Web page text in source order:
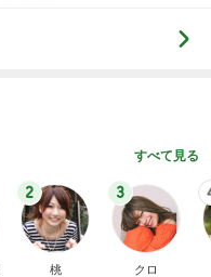
すべて見る
2
桃
3
クロ